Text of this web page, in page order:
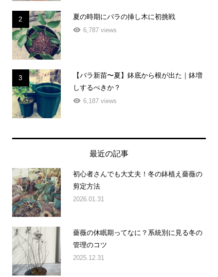
2 夏の時期にバラの挿し木に初挑戦
6,787 views
3
【バラ新苗〜夏】鉢底から根が出た｜鉢増
しするべきか？
6,187 views
最近の記事
初心者さんでも大丈夫！冬の鉢植え薔薇の
剪定方法
2026.01.31
薔薇の休眠期ってなに？系統別に見る冬の
管理のコツ
2025.12.31